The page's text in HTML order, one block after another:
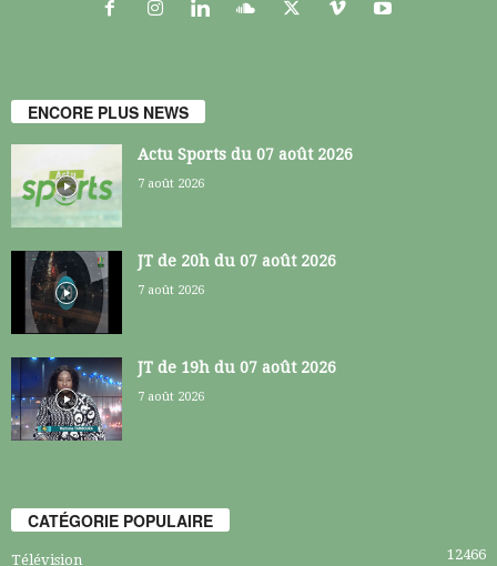
ENCORE PLUS NEWS
Actu Sports du 07 août 2026
7 août 2026
JT de 20h du 07 août 2026
7 août 2026
JT de 19h du 07 août 2026
7 août 2026
CATÉGORIE POPULAIRE
Télévision 12466